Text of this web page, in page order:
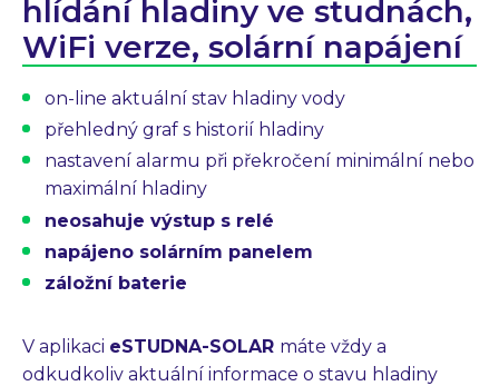
Zakázková výroba elektroniky
Bezdrátové ovládání 868 MHz
Průmyslové PC
Mechanická výroba
Laserové gravírování
O FIRMĚ
KONTAKT
Přihlášení partnera
CZEN
hlídání hladiny ve studnách,
WiFi verze, solární napájení
on-line aktuální stav hladiny vody
přehledný graf s historií hladiny
nastavení alarmu při překročení minimální nebo
maximální hladiny
neosahuje výstup s relé
napájeno solárním panelem
záložní baterie
V aplikaci eSTUDNA-SOLAR máte vždy a
odkudkoliv aktuální informace o stavu hladiny